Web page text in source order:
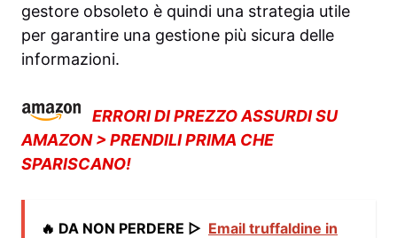
gestore obsoleto è quindi una strategia utile
per garantire una gestione più sicura delle
informazioni.
ERRORI DI PREZZO ASSURDI SU
AMAZON > PRENDILI PRIMA CHE
SPARISCANO!
🔥 DA NON PERDERE ▷ Email truffaldine in